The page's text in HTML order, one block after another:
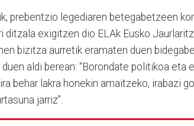
prebentzio legediaren betegabetzeen
ditzala exigitzen dio ELAk Eusko
bizitza aurretik eramaten duen
aldi berean: “Borondate politikoa eta
behar lakra honekin amaitzeko, irabazi
jarriz”.